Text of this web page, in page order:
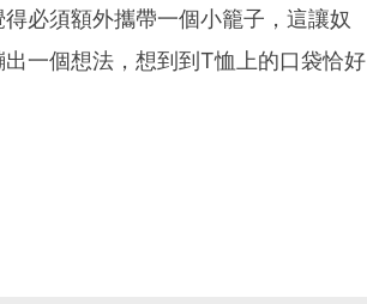
必須額外攜帶一個小籠子，這讓奴
一個想法，想到到T恤上的口袋恰好